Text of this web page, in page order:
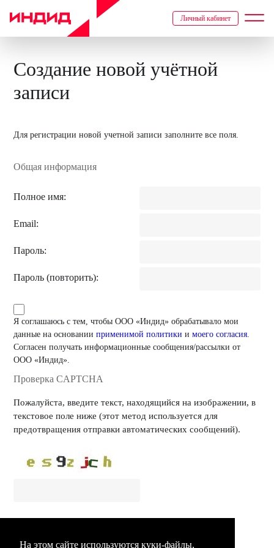
На этом сайте используются куки-файлы,
Личный кабинет
Создание новой учётной
записи
Для регистрации новой учетной записи заполните все поля.
Общая информация
Полное имя:
Email:
Пароль:
Пароль (повторить):
Я соглашаюсь с тем, чтобы ООО «Индид» обрабатывало мои
данные на основании применимой политики и моего согласия.
Согласен получать информационные сообщения/рассылки от
ООО «Индид».
Проверка CAPTCHA
Пожалуйста, введите текст, находящийся на изображении, в
текстовое поле ниже (этот метод используется для
предотвращения отправки автоматических сообщений).